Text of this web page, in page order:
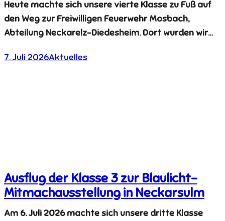
Heute machte sich unsere vierte Klasse zu Fuß auf
den Weg zur Freiwilligen Feuerwehr Mosbach,
Abteilung Neckarelz-Diedesheim. Dort wurden wir…
7. Juli 2026Aktuelles
Ausflug der Klasse 3 zur Blaulicht-
Mitmachausstellung in Neckarsulm
Am 6. Juli 2026 machte sich unsere dritte Klasse